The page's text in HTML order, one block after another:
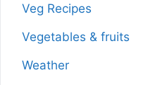
Veg Recipes
Vegetables & fruits
Weather